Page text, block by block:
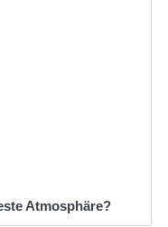
Atmosphäre?